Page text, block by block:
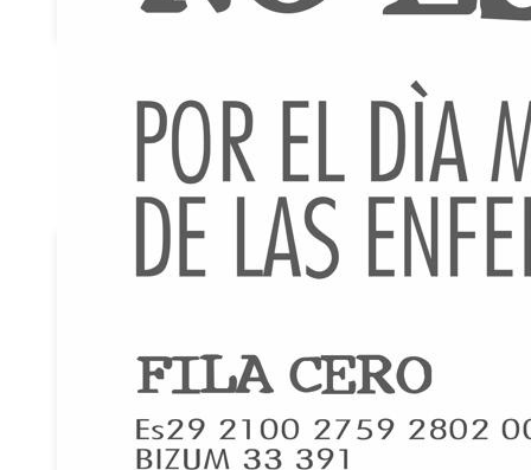
Federados
Publicaciones
Canal
Retina
Emociones
a la vista
Retina